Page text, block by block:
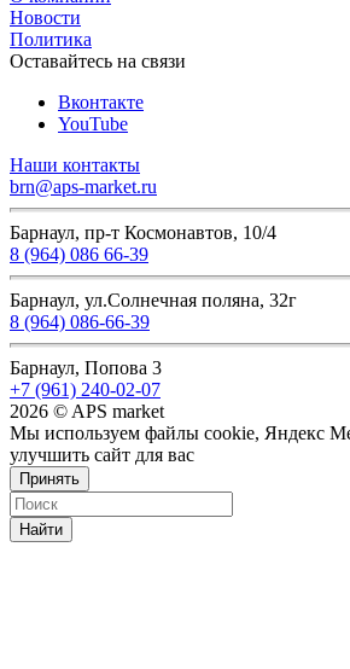
Новости
Политика
Оставайтесь на связи
Вконтакте
YouTube
Наши контакты
brn@aps-market.ru
Барнаул, пр-т Космонавтов, 10/4
8 (964) 086 66-39
Барнаул, ул.Солнечная поляна, 32г
8 (964) 086-66-39
Барнаул, Попова 3
+7 (961) 240-02-07
2026 © APS market
Мы используем файлы cookie, Яндекс
улучшить сайт для вас
Принять
Найти